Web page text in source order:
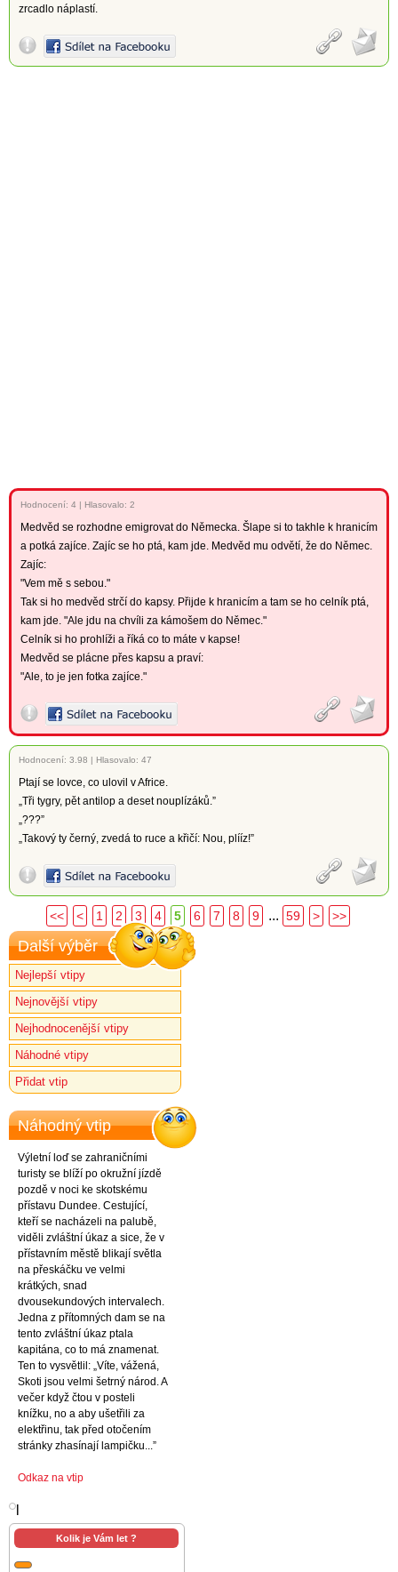
zrcadlo náplastí.
Hodnocení: 4 | Hlasovalo: 2
Medvěd se rozhodne emigrovat do Německa. Šlape si to takhle k hranicím
a potká zajíce. Zajíc se ho ptá, kam jde. Medvěd mu odvětí, že do Němec.
Zajíc:
"Vem mě s sebou."
Tak si ho medvěd strčí do kapsy. Přijde k hranicím a tam se ho celník ptá,
kam jde. "Ale jdu na chvíli za kámošem do Němec."
Celník si ho prohlíži a říká co to máte v kapse!
Medvěd se plácne přes kapsu a praví:
"Ale, to je jen fotka zajíce."
Hodnocení: 3.98 | Hlasovalo: 47
Ptají se lovce, co ulovil v Africe.
„Tři tygry, pět antilop a deset nouplízáků.”
„???”
„Takový ty černý, zvedá to ruce a křičí: Nou, plííz!”
<< < 1 2 3 4 5 6 7 8 9 ... 59 > >>
Další výběr
Nejlepší vtipy
Nejnovější vtipy
Nejhodnocenější vtipy
Náhodné vtipy
Přidat vtip
Náhodný vtip
Výletní loď se zahraničními
turisty se blíží po okružní jízdě
pozdě v noci ke skotskému
přístavu Dundee. Cestující,
kteří se nacházeli na palubě,
viděli zvláštní úkaz a sice, že v
přístavním městě blikají světla
na přeskáčku ve velmi
krátkých, snad
dvousekundových intervalech.
Jedna z přítomných dam se na
tento zvláštní úkaz ptala
kapitána, co to má znamenat.
Ten to vysvětlil: „Víte, vážená,
Skoti jsou velmi šetrný národ. A
večer když čtou v posteli
knížku, no a aby ušetřili za
elektřinu, tak před otočením
stránky zhasínají lampičku...”
Odkaz na vtip
Kolik je Vám let ?